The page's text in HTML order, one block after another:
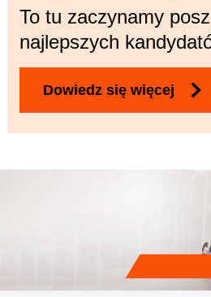
To tu zaczynamy
najlepszych
Dowiedz się więcej